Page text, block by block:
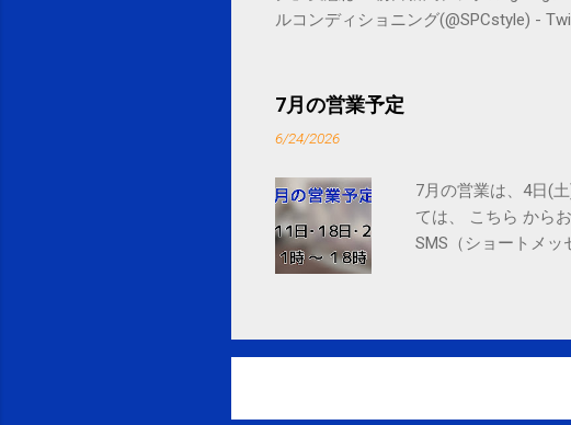
ルコンディショニング(@SPCstyle) -
7月の営業予定
6/24/2026
7月の営業は、4日(
ては、 こちら から
SMS（ショートメッ